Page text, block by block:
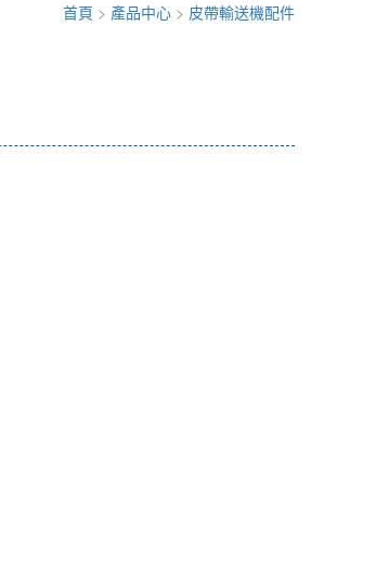
首頁 > 產品中心 > 皮帶輸送機配件